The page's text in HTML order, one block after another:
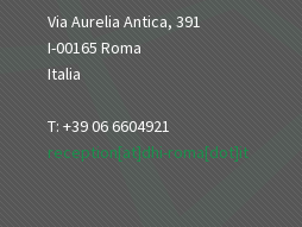
Via Aurelia Antica, 391
I-00165 Roma
Italia
T: +39 06 6604921
reception[at]dhi-roma[dot]it